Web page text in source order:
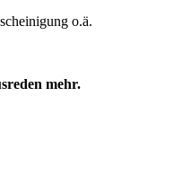
o.ä.
mehr.